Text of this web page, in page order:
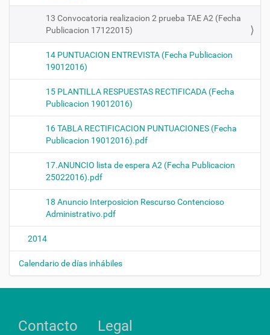
13 Convocatoria realizacion 2 prueba TAE A2 (Fecha
Publicacion 17122015)
14 PUNTUACION ENTREVISTA (Fecha Publicacion
19012016)
15 PLANTILLA RESPUESTAS RECTIFICADA (Fecha
Publicacion 19012016)
16 TABLA RECTIFICACION PUNTUACIONES (Fecha
Publicacion 19012016).pdf
17.ANUNCIO lista de espera A2 (Fecha Publicacion
25022016).pdf
18 Anuncio Interposicion Rescurso Contencioso
Administrativo.pdf
2014
Calendario de días inhábiles
Contacto Legal